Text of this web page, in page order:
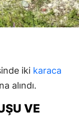
iki karaca
alındı.
VE